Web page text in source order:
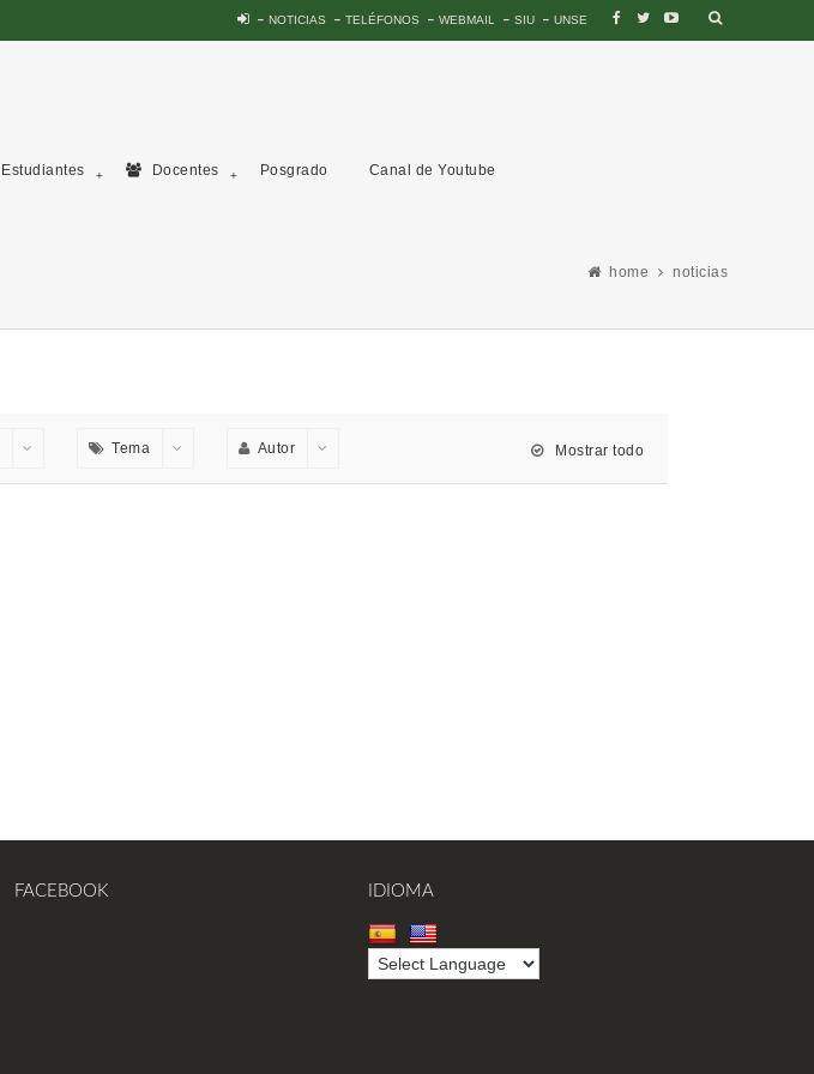
NOTICIAS TELÉFONOS WEBMAIL SIU UNSE
Estudiantes Docentes Posgrado Canal de Youtube
home noticias
Tema Autor Mostrar todo
FACEBOOK IDIOMA